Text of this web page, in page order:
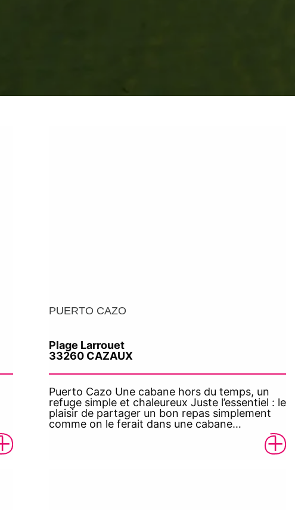
PUERTO CAZO
Plage Larrouet
33260 CAZAUX
Puerto Cazo Une cabane hors du temps, un
refuge simple et chaleureux Juste l’essentiel : le
plaisir de partager un bon repas simplement
comme on le ferait dans une cabane…